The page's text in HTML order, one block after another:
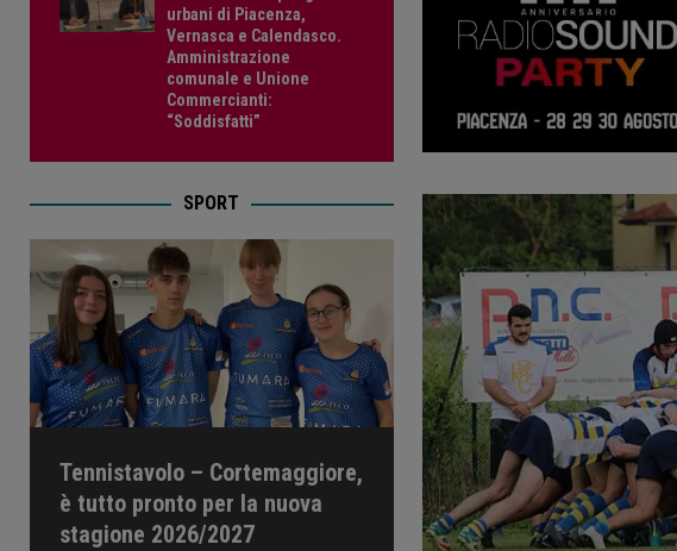
urbani di Piacenza,
Vernasca e Calendasco.
Amministrazione
comunale e Unione
Commercianti:
“Soddisfatti”
SPORT
Tennistavolo – Cortemaggiore,
è tutto pronto per la nuova
stagione 2026/2027